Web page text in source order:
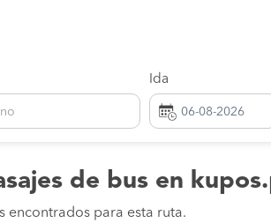
Ida
de bus en
encontrados para esta ruta.